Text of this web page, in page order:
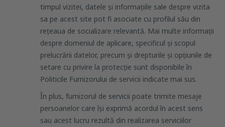
timpul vizitei, datele și informaţiile sale despre vizita
sa pe acest site pot fi asociate cu profilul său din
rețeaua de socializare relevantă. Mai multe informaţii
despre domeniul de aplicare, specificul și scopul
prelucrării datelor, precum și drepturile și opţiunile de
setare cu privire la protecţie sunt disponibile în
Politicile Furnizorului de servicii indicate mai sus.
În plus, furnizorul de servicii poate trimite mesaje
persoanelor care își exprimă acordul în acest sens
sau acest lucru rezultă din realizarea serviciilor